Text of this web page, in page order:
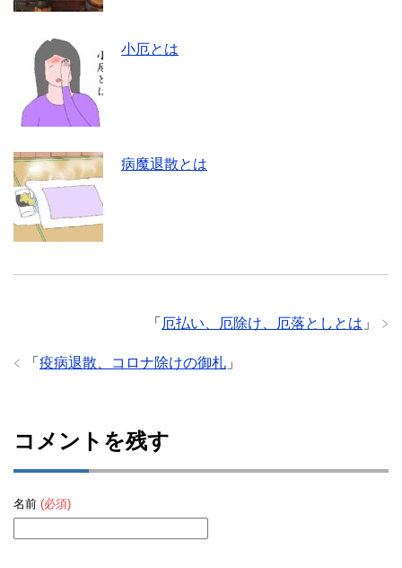
小厄とは
病魔退散とは
「 厄払い、厄除け、厄落としとは 」
「 疫病退散、コロナ除けの御札 」
コメントを残す
名前 (必須)